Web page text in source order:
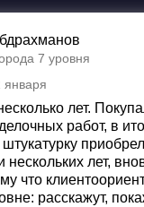
7 уровня
из 5
января
лет.
работ, в
лет,
что
расскажут,